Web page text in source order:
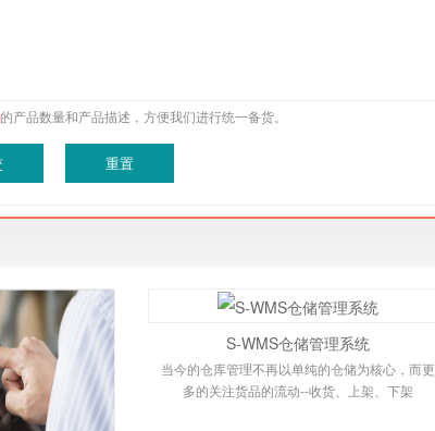
的产品数量和产品描述，方便我们进行统一备货。
S-WMS仓储管理系统
当今的仓库管理不再以单纯的仓储为核心，而更
多的关注货品的流动--收货、上架、下架